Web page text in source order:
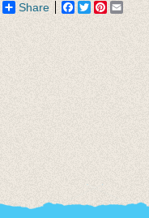
Share Facebook
TwitterPinterest